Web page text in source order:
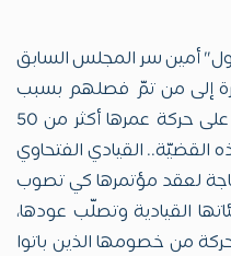
أمين سر المجلس السابق
إلى من تمّ فصلهم بسبب
انتمائهم إلى تيّار دحلان) لن يؤثّر على حركة عمرها أكثر من 50
القضيّة.. القيادي الفتحاوي
لعقد مؤتمرها كي تصوب
القيادية وتصلّب عودها،
من خصومها الذين باتوا